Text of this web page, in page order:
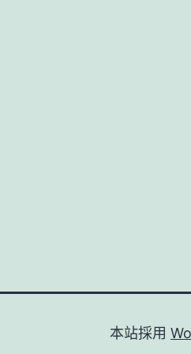
本站採用